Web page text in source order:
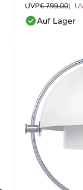
UVP€ 799,00
Auf Lager